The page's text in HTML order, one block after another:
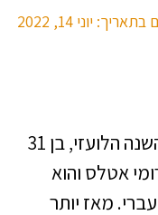
בתאריך:יוני 14, 2022
מאי – שם החודש החמישי בלוח השנה הלועזי, בן 31
אטלס והוא
מאז יותר